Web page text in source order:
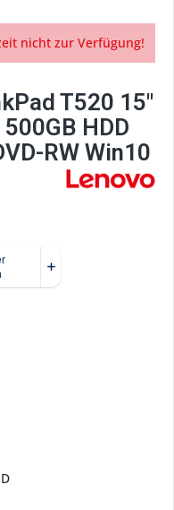
nicht zur Verfügung!
T520 15"
HDD
RW Win10